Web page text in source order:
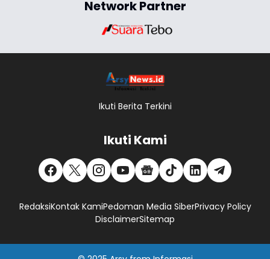
Network Partner
Ikuti Berita Terkini
Ikuti Kami
RedaksiKontak KamiPedoman Media SiberPrivacy Policy
DisclaimerSitemap